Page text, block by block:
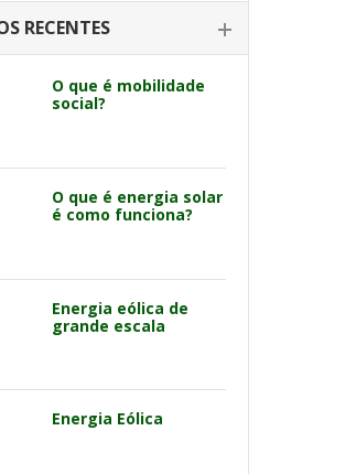
RECENTES
O que é mobilidade
social?
O que é energia solar
é como funciona?
Energia eólica de
grande escala
Energia Eólica